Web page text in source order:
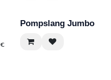
€
Pompslang Jumbo